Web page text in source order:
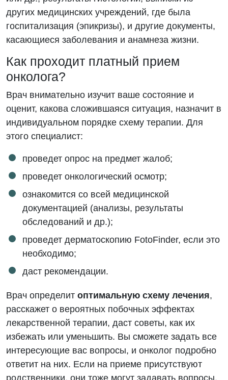
других медицинских учреждений, где была
госпитализация (эпикризы), и другие документы,
касающиеся заболевания и анамнеза жизни.
Как проходит платный прием
онколога?
Врач внимательно изучит ваше состояние и
оценит, какова сложившаяся ситуация, назначит в
индивидуальном порядке схему терапии. Для
этого специалист:
проведет опрос на предмет жалоб;
проведет онкологический осмотр;
ознакомится со всей медицинской
документацией (анализы, результаты
обследований и др.);
проведет дерматоскопию FotoFinder, если это
необходимо;
даст рекомендации.
Врач определит оптимальную схему лечения,
расскажет о вероятных побочных эффектах
лекарственной терапии, даст советы, как их
избежать или уменьшить. Вы сможете задать все
интересующие вас вопросы, и онколог подробно
ответит на них. Если на приеме присутствуют
родственники, они тоже могут задавать вопросы.